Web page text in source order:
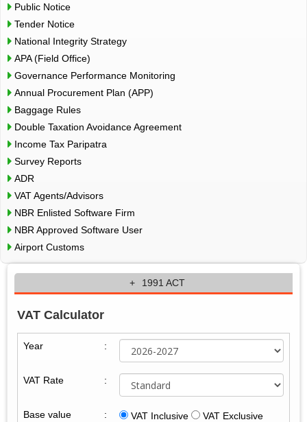
Public Notice
Tender Notice
National Integrity Strategy
APA (Field Office)
Governance Performance Monitoring
Annual Procurement Plan (APP)
Baggage Rules
Double Taxation Avoidance Agreement
Income Tax Paripatra
Survey Reports
ADR
VAT Agents/Advisors
NBR Enlisted Software Firm
NBR Approved Software User
Airport Customs
1991 ACT
VAT Calculator
Year :
VAT Rate :
Base value : VAT Inclusive VAT Exclusive